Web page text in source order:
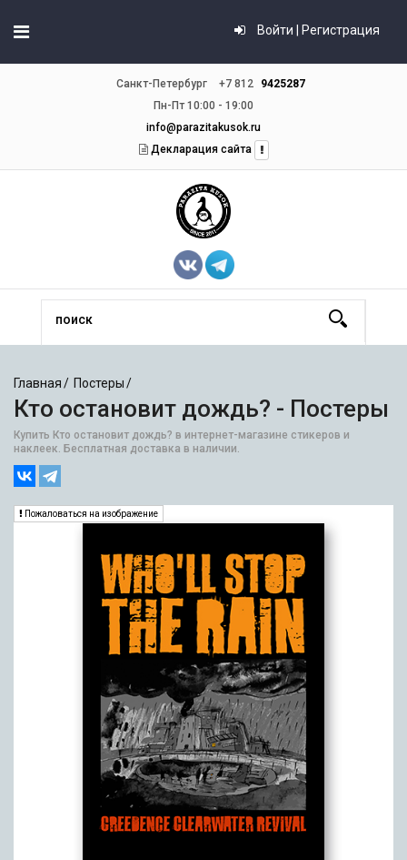
Войти | Регистрация
Санкт-Петербург +7 812
9425287
Пн-Пт 10:00 - 19:00
info@parazitakusok.ru
Декларация сайта
Главная Постеры
Кто остановит дождь? - Постеры
Купить Кто остановит дождь? в интернет-магазине стикеров и
наклеек. Бесплатная доставка в наличии.
Пожаловаться на изображение